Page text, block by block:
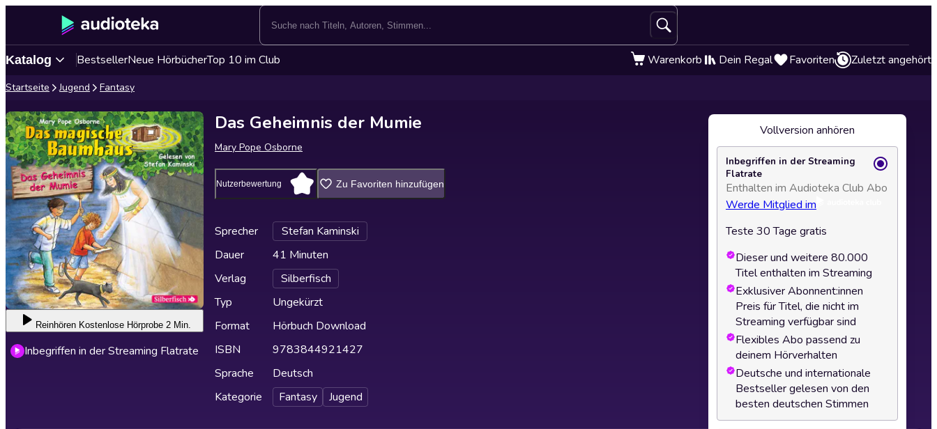
Katalog BestsellerNeue HörbücherTop 10 im Club Warenkorb Dein Regal Favoriten Zuletzt angehört
Startseite Jugend Fantasy
Reinhören Kostenlose Hörprobe 2 Min.
Inbegriffen in der Streaming Flatrate
Das Geheimnis der Mumie
Mary Pope Osborne
Nutzerbewertung Zu Favoriten hinzufügen
Sprecher
Stefan Kaminski
Dauer
41 Minuten
Verlag
Silberfisch
Typ
Ungekürzt
Format
Hörbuch Download
ISBN
9783844921427
Sprache
Deutsch
Kategorie
Fantasy Jugend
Vollversion anhören
Inbegriffen in der Streaming
Flatrate
Enthalten im Audioteka Club Abo
Werde Mitglied im
Teste 30 Tage gratis
Dieser und weitere 80.000
Titel enthalten im Streaming
Exklusiver Abonnent:innen
Preis für Titel, die nicht im
Streaming verfügbar sind
Flexibles Abo passend zu
deinem Hörverhalten
Deutsche und internationale
Bestseller gelesen von den
besten deutschen Stimmen